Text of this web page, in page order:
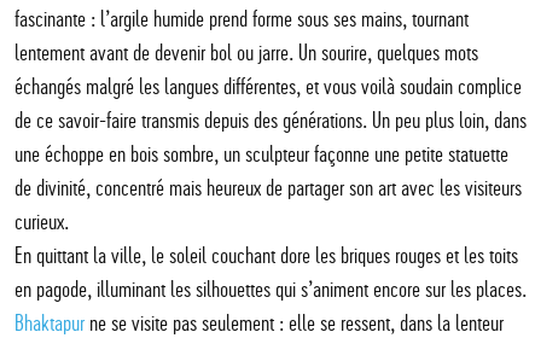
fascinante : l’argile humide prend forme sous ses mains, tournant
lentement avant de devenir bol ou jarre. Un sourire, quelques mots
échangés malgré les langues différentes, et vous voilà soudain complice
de ce savoir-faire transmis depuis des générations. Un peu plus loin, dans
une échoppe en bois sombre, un sculpteur façonne une petite statuette
de divinité, concentré mais heureux de partager son art avec les visiteurs
curieux.
En quittant la ville, le soleil couchant dore les briques rouges et les toits
en pagode, illuminant les silhouettes qui s’animent encore sur les places.
Bhaktapurne se visite pas seulement : elle se ressent, dans la lenteur